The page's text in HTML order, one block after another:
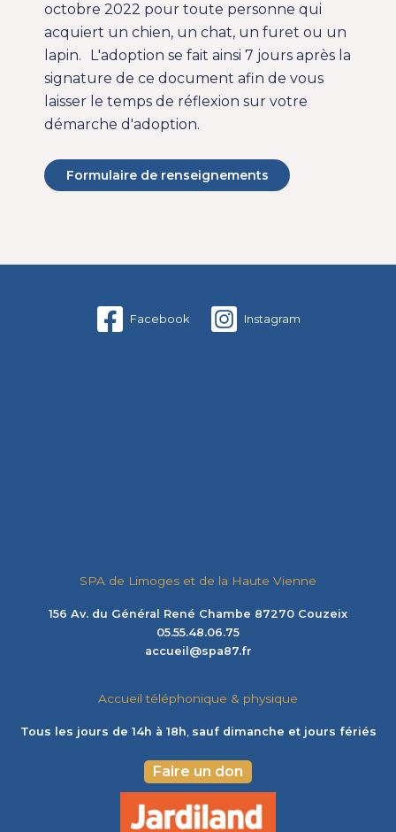
octobre 2022 pour toute personne qui
acquiert un chien, un chat, un furet ou un
lapin. L'adoption se fait ainsi 7 jours après la
signature de ce document afin de vous
laisser le temps de réflexion sur votre
démarche d'adoption.
Formulaire de renseignements
Facebook Instagram
SPA de Limoges et de la Haute Vienne
156 Av. du Général René Chambe 87270 Couzeix
05.55.48.06.75
accueil@spa87.fr
Accueil téléphonique & physique
Tous les jours de 14h à 18h, sauf dimanche et jours fériés
Faire un don